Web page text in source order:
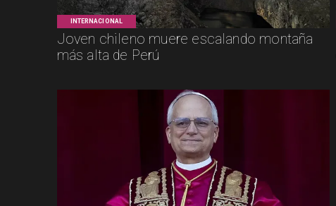
INTERNACIONAL
Joven chileno muere escalando montaña
más alta de Perú